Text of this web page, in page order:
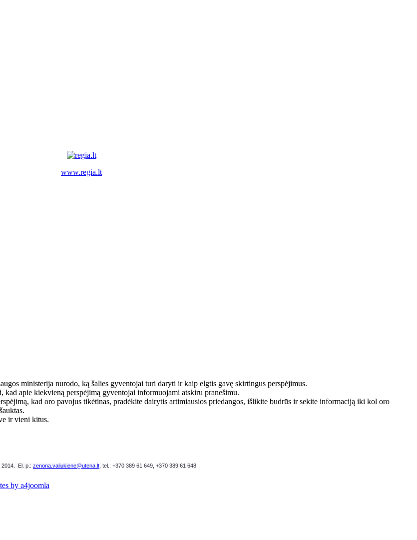
www.regia.lt
ministerija nurodo, ką šalies gyventojai turi daryti ir kaip elgtis gavę skirtingus perspėjimus.
kad apie kiekvieną perspėjimą gyventojai informuojami atskiru pranešimu.
kad oro pavojus tikėtinas, pradėkite dairytis artimiausios priedangos, išlikite budrūs ir sekite informaciją iki kol oro
ir vieni kitus.
2014. El. p.: zenona.valiukiene@utena.lt , tel.: +370 389 61 649, +370 389 61 648
by a4joomla